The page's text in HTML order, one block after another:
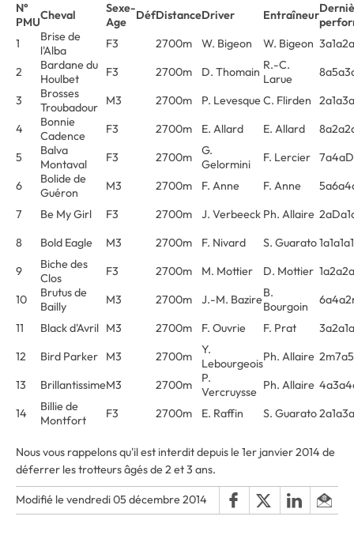
N°
PMUCheval
Sexe-
Age
DéfDistanceDriver Entraîneur
1
Brise de
l'Alba
F3 2700m W. Bigeon W. Bigeon
2
Bardane du
Houlbet
F3 2700m D. Thomain R.-C.
Larue
3
Brosses
Troubadour
M3 2700m P. LevesqueC. Flirden
4
Bonnie
Cadence
F3 2700m E. Allard E. Allard
5
Balva
Montaval
F3 2700m
G.
Gelormini
F. Lercier
6
Bolide de
Guéron
M3 2700m F. Anne F. Anne
7
Be My Girl F3 2700m J. Verbeeck Ph. Allaire
8
Bold Eagle M3 2700m F. Nivard S. Guarato
9
Biche des
Clos
F3 2700m M. Mottier D. Mottier
10
Brutus de
Bailly
M3 2700m J.-M. BazireB.
Bourgoin
11
Black d'Avril M3 2700m F. Ouvrie F. Prat
12
Bird Parker M3 2700m
Y.
LebourgeoisPh. Allaire
13
BrillantissimeM3 2700m
P.
Vercruysse Ph. Allaire
14
Billie de
Montfort
F3 2700m E. Raffin S. Guarato
Nous vous rappelons qu'il est interdit depuis le 1er janvier 2014 de
déferrer les trotteurs âgés de 2 et 3 ans.
Modifié le vendredi 05 décembre 2014